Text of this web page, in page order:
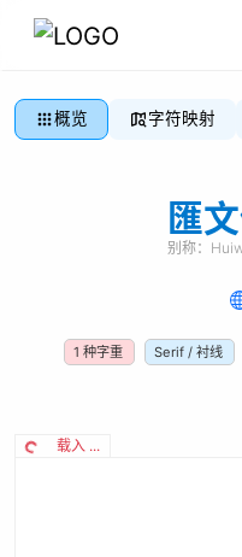
概览 字符映射
匯
别称：
1 种字重 Serif / 衬线
载入 ...